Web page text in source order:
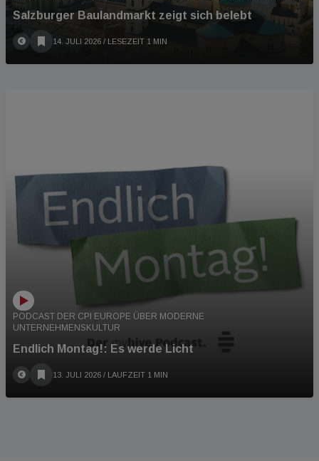
Salzburger Baulandmarkt zeigt sich belebt
14. JULI 2026 / LESEZEIT 1 MIN
PODCAST DER CPI EUROPE ÜBER MODERNE
UNTERNEHMENSKULTUR
Endlich Montag!: Es werde Licht
13. JULI 2026 / LAUFZEIT 1 MIN